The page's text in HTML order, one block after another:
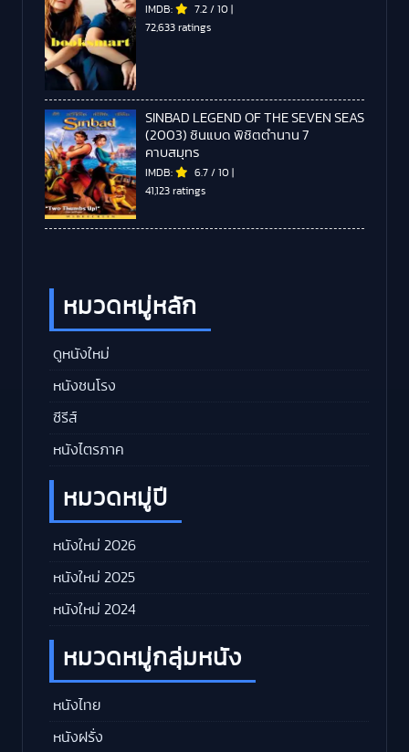
IMDB: 7.2 / 10 |
72,633 ratings
SINBAD LEGEND OF THE SEVEN SEAS
(2003) ซินแบด พิชิตตำนาน 7
คาบสมุทร
IMDB: 6.7 / 10 |
41,123 ratings
หมวดหมู่หลัก
ดูหนังใหม่
หนังชนโรง
ซีรีส์
หนังไตรภาค
หมวดหมู่ปี
หนังใหม่ 2026
หนังใหม่ 2025
หนังใหม่ 2024
หมวดหมู่กลุ่มหนัง
หนังไทย
หนังฝรั่ง